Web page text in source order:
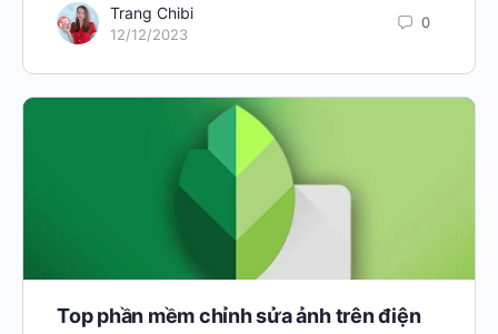
Trang Chibi
12/12/2023
0
Top phần mềm chỉnh sửa ảnh trên điện